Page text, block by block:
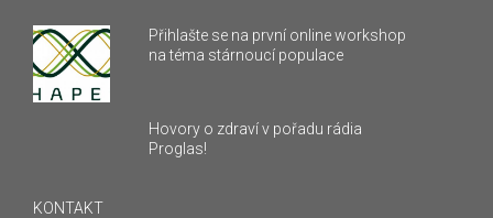
Přihlašte se na první online workshop
na téma stárnoucí populace
Hovory o zdraví v pořadu rádia
Proglas!
KONTAKT